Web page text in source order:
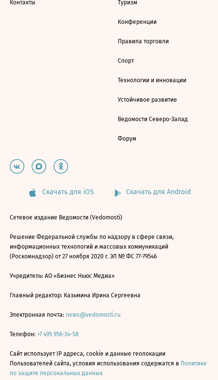
Контакты Туризм
Конференции
Правила торговли
Спорт
Технологии и инновации
Устойчивое развитие
Ведомости Северо-Запад
Форум
Скачать для iOS Скачать для Android
Сетевое издание Ведомости (Vedomosti)
Решение Федеральной службы по надзору в сфере связи,
информационных технологий и массовых коммуникаций
(Роскомнадзор) от 27 ноября 2020 г. ЭЛ № ФС 77-79546
Учредитель: АО «Бизнес Ньюс Медиа»
Главный редактор: Казьмина Ирина Сергеевна
Электронная почта: news@vedomosti.ru
Телефон: +7 495 956-34-58
Сайт использует IP адреса, cookie и данные геолокации
Пользователей сайта, условия использования содержатся в Политике
по защите персональных данных